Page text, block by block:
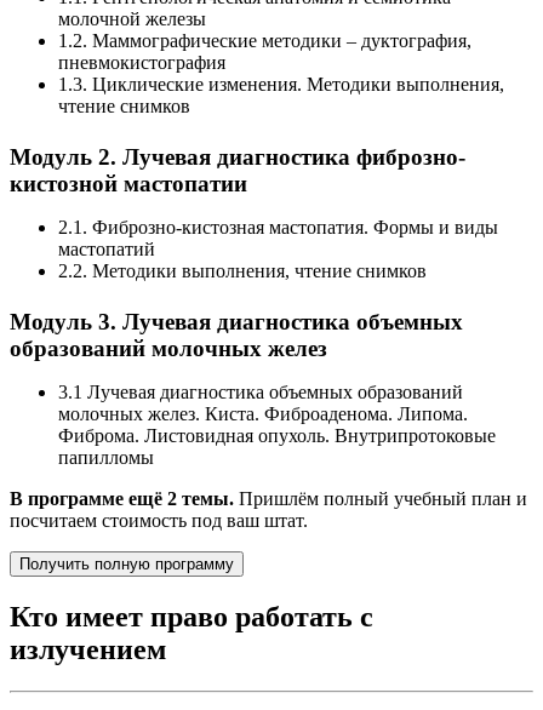
молочной железы
1.2. Маммографические методики – дуктография,
пневмокистография
1.3. Циклические изменения. Методики выполнения,
чтение снимков
Модуль 2. Лучевая диагностика фиброзно-
кистозной мастопатии
2.1. Фиброзно-кистозная мастопатия. Формы и виды
мастопатий
2.2. Методики выполнения, чтение снимков
Модуль 3. Лучевая диагностика объемных
образований молочных желез
3.1 Лучевая диагностика объемных образований
молочных желез. Киста. Фиброаденома. Липома.
Фиброма. Листовидная опухоль. Внутрипротоковые
папилломы
В программе ещё 2 темы. Пришлём полный учебный план и
посчитаем стоимость под ваш штат.
Получить полную программу
Кто имеет право работать с
излучением